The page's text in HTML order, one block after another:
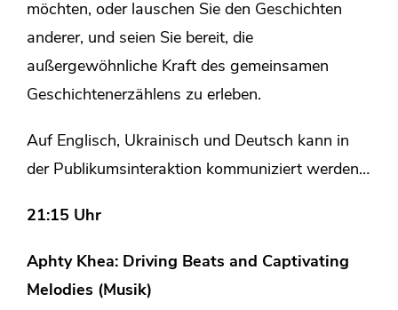
möchten, oder lauschen Sie den Geschichten
anderer, und seien Sie bereit, die
außergewöhnliche Kraft des gemeinsamen
Geschichtenerzählens zu erleben.
Auf Englisch, Ukrainisch und Deutsch kann in
der Publikumsinteraktion kommuniziert werden…
21:15 Uhr
Aphty Khea: Driving Beats and Captivating
Melodies (Musik)